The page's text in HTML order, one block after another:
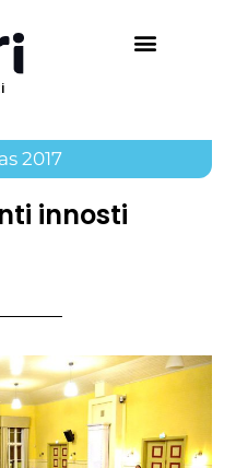
2017
innosti